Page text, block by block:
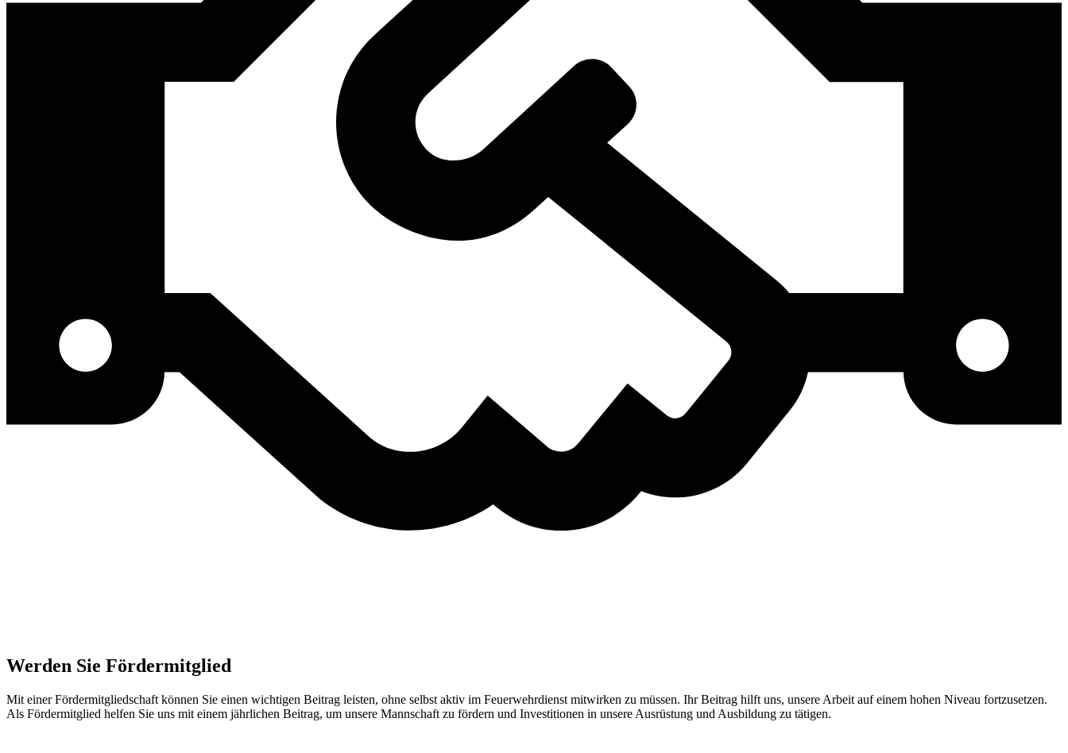
Werden Sie Fördermitglied
Mit einer Fördermitgliedschaft können Sie einen wichtigen Beitrag leisten, ohne selbst aktiv im Feuerwehrdienst mitwirken zu müssen. Ihr Beitrag hilft uns, unsere Arbeit auf einem hohen Niveau fortzusetzen.
Als Fördermitglied helfen Sie uns mit einem jährlichen Beitrag, um unsere Mannschaft zu fördern und Investitionen in unsere Ausrüstung und Ausbildung zu tätigen.